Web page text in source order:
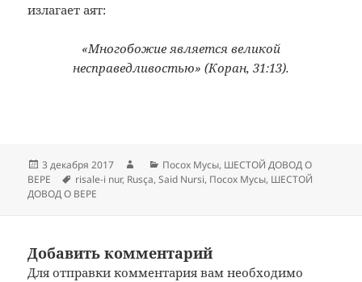
излагает аят:
«Многобожие является великой
несправедливостью» (Коран, 31:13).
Опубликовано
3 декабря 2017 АвторРубрики
Посох Мусы, ШЕСТОЙ ДОВОД О
ВЕРЕ
Метки
risale-i nur, Rusça,Said Nursi, Посох Мусы, ШЕСТОЙ
ДОВОД О ВЕРЕ
Добавить комментарий
Для отправки комментария вам необходимо